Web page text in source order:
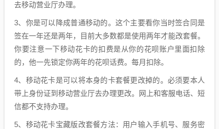
去移动营业厅办理。
3、你是可以降成普通移动的。这个主要看你当时签合同是
签在一年还是两年，目前大多数都是使用两年才能改套餐。
你要注意一下移动花卡的扣费是从你的花呗账户里面扣除
的，他一先锁定你两年的花呗话费。每月扣除。
4、移动花卡是可以将本身的卡套餐更改掉的。必须要本人
带上身份证到移动营业厅去办理更改。网上和客服电话、短
信都不支持办理。
5、移动花卡宝藏版改套餐方法：用户输入手机号、服务密